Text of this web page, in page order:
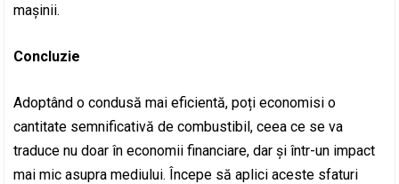
mașinii.
Concluzie
Adoptând o condusă mai eficientă, poți economisi o
cantitate semnificativă de combustibil, ceea ce se va
traduce nu doar în economii financiare, dar și într-un impact
mai mic asupra mediului. Începe să aplici aceste sfaturi